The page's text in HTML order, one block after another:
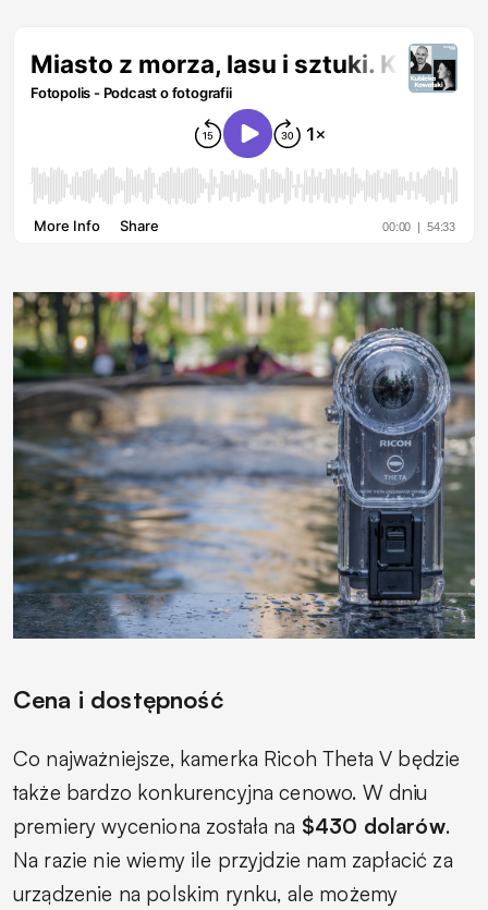
Cena i dostępność
Co najważniejsze, kamerka Ricoh Theta V będzie
także bardzo konkurencyjna cenowo. W dniu
premiery wyceniona została na $430 dolarów.
Na razie nie wiemy ile przyjdzie nam zapłacić za
urządzenie na polskim rynku, ale możemy